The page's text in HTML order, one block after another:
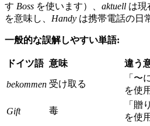
す Boss を使います）、 aktuell は現
を意味し、 Handy は携帯電話の日
一般的な誤解しやすい単語:
ドイツ語 意味 違う
bekommen 受け取る
「〜
を使
Gift 毒
「贈
を使